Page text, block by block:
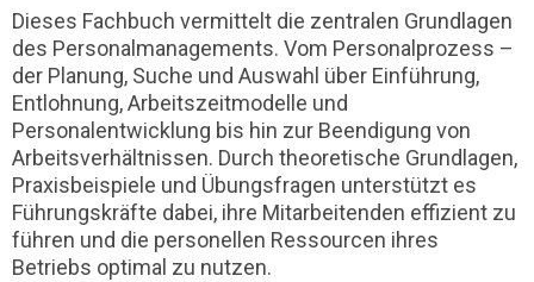
Dieses Fachbuch vermittelt die zentralen Grundlagen
des Personalmanagements. Vom Personalprozess –
der Planung, Suche und Auswahl über Einführung,
Entlohnung, Arbeitszeitmodelle und
Personalentwicklung bis hin zur Beendigung von
Arbeitsverhältnissen. Durch theoretische Grundlagen,
Praxisbeispiele und Übungsfragen unterstützt es
Führungskräfte dabei, ihre Mitarbeitenden effizient zu
führen und die personellen Ressourcen ihres
Betriebs optimal zu nutzen.